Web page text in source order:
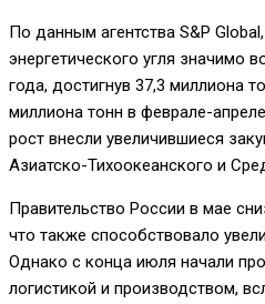
По данным агентства S&P
энергетического угля значимо
года, достигнув 37,3 миллиона
миллиона тонн в феврале-
рост внесли увеличившиеся
Азиатско-Тихоокеанского и
Правительство России в мае
что также способствовало
Однако с конца июля начали
логистикой и производством,